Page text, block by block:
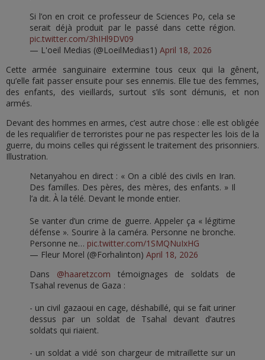
Si l’on en croit ce professeur de Sciences Po, cela se
serait déjà produit par le passé dans cette région.
pic.twitter.com/3hIHl9DV09
— L'oeil Medias (@LoeilMedias1) April 18, 2026
Cette armée sanguinaire extermine tous ceux qui la gênent,
qu’elle fait passer ensuite pour ses ennemis. Elle tue des femmes,
des enfants, des vieillards, surtout s’ils sont démunis, et non
armés.
Devant des hommes en armes, c’est autre chose : elle est obligée
de les requalifier de terroristes pour ne pas respecter les lois de la
guerre, du moins celles qui régissent le traitement des prisonniers.
Illustration.
Netanyahou en direct : « On a ciblé des civils en Iran.
Des familles. Des pères, des mères, des enfants. » Il
l’a dit. À la télé. Devant le monde entier.
Se vanter d’un crime de guerre. Appeler ça « légitime
défense ». Sourire à la caméra. Personne ne bronche.
Personne ne… pic.twitter.com/1SMQNuIxHG
— Fleur Morel (@Forhalinton) April 18, 2026
Dans @haaretzcom témoignages de soldats de
Tsahal revenus de Gaza :
- un civil gazaoui en cage, déshabillé, qui se fait uriner
dessus par un soldat de Tsahal devant d’autres
soldats qui riaient.
- un soldat a vidé son chargeur de mitraillette sur un